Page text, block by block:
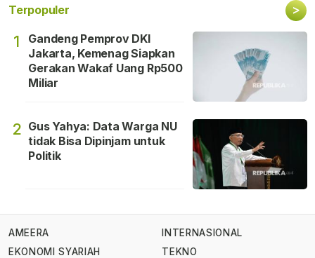
Terpopuler >
1
Gandeng Pemprov DKI
Jakarta, Kemenag Siapkan
Gerakan Wakaf Uang Rp500
Miliar
2 Gus Yahya: Data Warga NU
tidak Bisa Dipinjam untuk
Politik
AMEERA
EKONOMI SYARIAH
INTERNASIONAL
TEKNO